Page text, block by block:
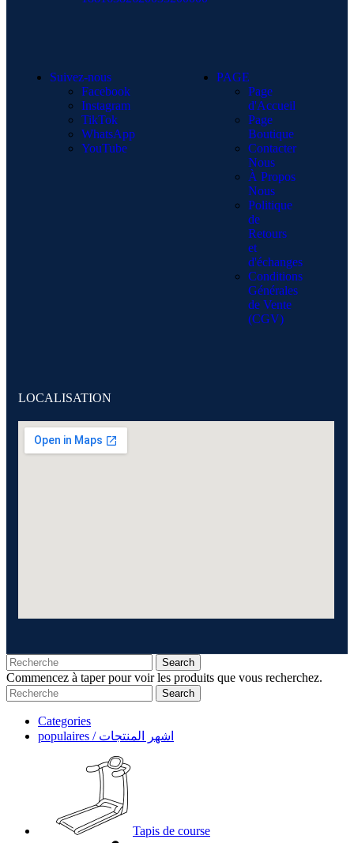
Suivez-nous
Facebook
Instagram
TikTok
WhatsApp
YouTube
PAGE
Page
d'Accueil
Page
Boutique
Contacter
Nous
À Propos
Nous
Politique
de
Retours
et
d'échanges
Conditions
Générales
de Vente
(CGV)
LOCALISATION
Search
Commencez à taper pour voir les produits que vous recherchez.
Search
Categories
populaires / اشهر المنتجات
Tapis de course